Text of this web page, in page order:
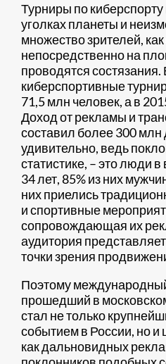
​Турниры по
уголках планеты и
множество зрителей,
непосредственно на
проводятся состязания.
киберспортивные
71,5 млн человек, а в
Доход от рекламы и
составил более 300
удивительно, ведь
статистике, – это люди в
34 лет, 85% из них
них приелись
и спортивные
сопровождающая их
аудитория
точки зрения
Поэтому
прошедший в
стал не только
событием в России, но и
как дальновидных